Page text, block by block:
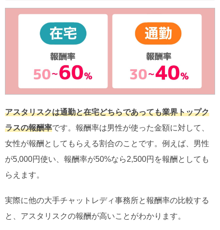
アスタリスクは通勤と在宅どちらであっても業界トップク
ラスの報酬率です。報酬率は男性が使った金額に対して、
女性が報酬としてもらえる割合のことです。例えば、男性
が5,000円使い、報酬率が50%なら2,500円を報酬としても
らえます。
実際に他の大手チャットレディ事務所と報酬率の比較する
と、アスタリスクの報酬が高いことがわかります。